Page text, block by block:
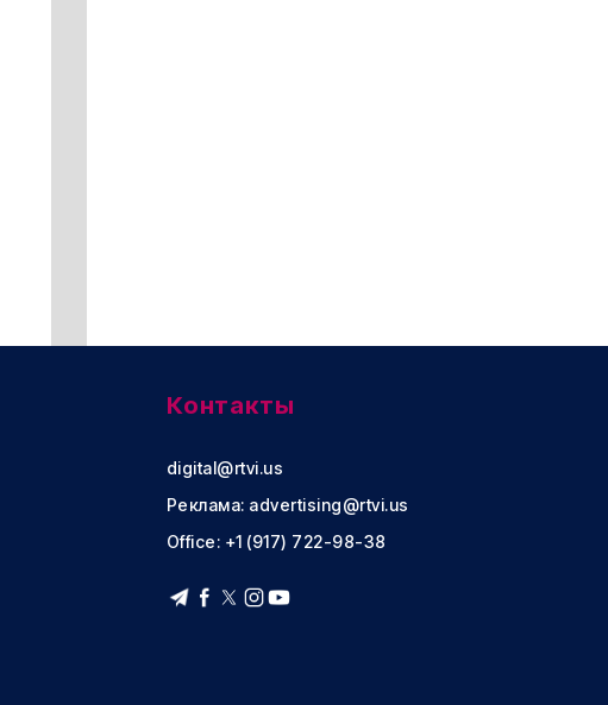
Контакты
digital@rtvi.us
Реклама: advertising@rtvi.us
Office: +1 (917) 722-98-38